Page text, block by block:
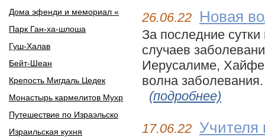
Дома эфенди и мемориал «
Парк Ган-ха-шлоша
Гуш-Халав
Бейт-Шеан
Крепость Мигдаль Цедек
Монастырь кармелитов Мухр
Путешествие по Израэльско
Израильская кухня
26.06.22 Новая
За последние
случаев
Иерусалиме, Хайфе
волна
(подробнее)
17.06.22 Учителя